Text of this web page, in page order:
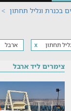
בכנרת וגליל תחתון
x תחתון ארבל
צימרים ליד ארבל